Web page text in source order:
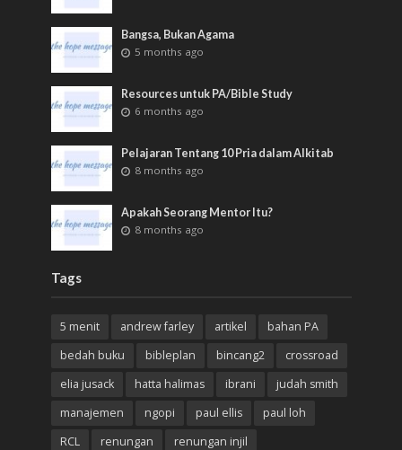
Bangsa, Bukan Agama
5 months ago
Resources untuk PA/Bible Study
6 months ago
Pelajaran Tentang 10 Pria dalam Alkitab
8 months ago
Apakah Seorang Mentor Itu?
8 months ago
Tags
5 menit andrew farley artikel
bahan PA
bedah buku
bibleplan bincang2
crossroad
elia jusack
hatta halimas ibrani
judah smith
manajemen
ngopi paul ellis
paul loh
RCL
renungan renungan injil